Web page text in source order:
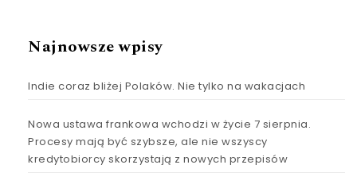
Najnowsze wpisy
Indie coraz bliżej Polaków. Nie tylko na wakacjach
Nowa ustawa frankowa wchodzi w życie 7 sierpnia.
Procesy mają być szybsze, ale nie wszyscy
kredytobiorcy skorzystają z nowych przepisów